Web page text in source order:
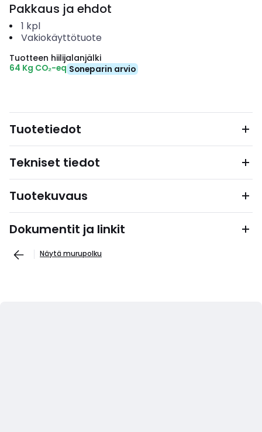
Pakkaus ja ehdot
1 kpl
Vakiokäyttötuote
Tuotteen hiilijalanjälki
64 Kg CO₂-eq Soneparin arvio
Tuotetiedot
Tekniset tiedot
Tuotekuvaus
Dokumentit ja linkit
Näytä murupolku